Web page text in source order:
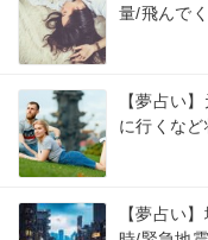
量/飛んで
【夢占い
に行くなど
【夢占い